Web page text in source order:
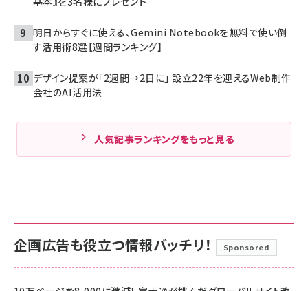
明日からすぐに使える、Gemini Notebookを無料で使い倒
す活用術8選【週間ランキング】
デザイン提案が「2週間→2日に」 設立22年を迎えるWeb制作
会社のAI活用法
人気記事ランキングをもっと見る
企画広告も役立つ情報バッチリ！ Sponsored